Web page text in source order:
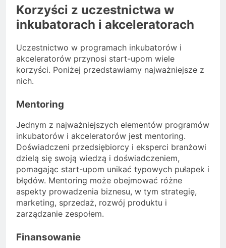
Korzyści z uczestnictwa w
inkubatorach i akceleratorach
Uczestnictwo w programach inkubatorów i
akceleratorów przynosi start-upom wiele
korzyści. Poniżej przedstawiamy najważniejsze z
nich.
Mentoring
Jednym z najważniejszych elementów programów
inkubatorów i akceleratorów jest mentoring.
Doświadczeni przedsiębiorcy i eksperci branżowi
dzielą się swoją wiedzą i doświadczeniem,
pomagając start-upom unikać typowych pułapek i
błędów. Mentoring może obejmować różne
aspekty prowadzenia biznesu, w tym strategię,
marketing, sprzedaż, rozwój produktu i
zarządzanie zespołem.
Finansowanie